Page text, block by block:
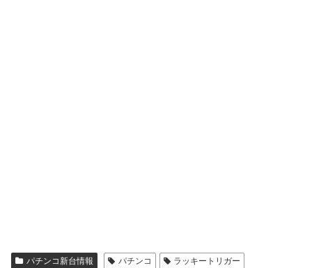
パチンコ新台情報 パチンコ ラッキートリガー